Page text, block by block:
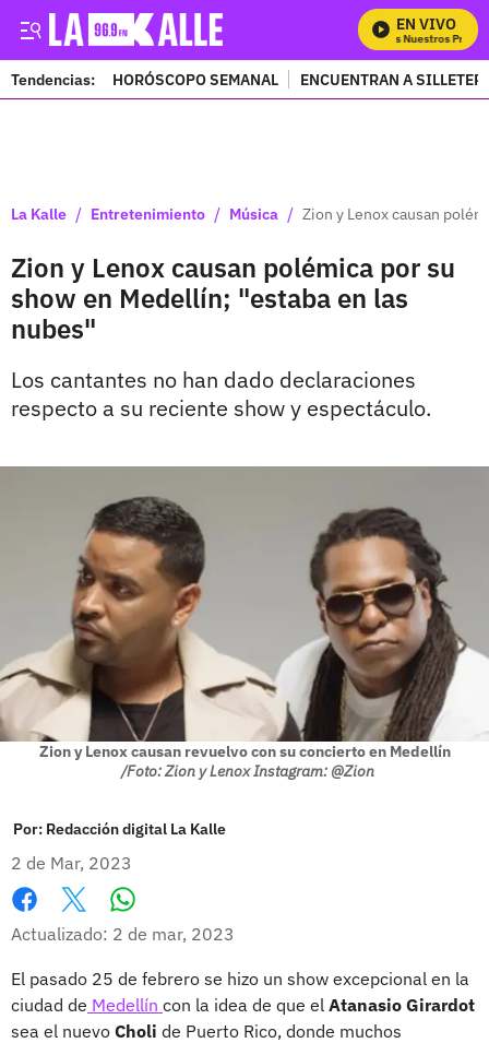
EN VIVO
Mira Todos Nuestros
Tendencias: HORÓSCOPO SEMANAL ENCUENTRAN A
La Kalle / Entretenimiento / Música / Zion y Lenox causan
Zion y Lenox causan polémica por su
show en Medellín; "estaba en las
nubes"
Los cantantes no han dado declaraciones
respecto a su reciente show y espectáculo.
Zion y Lenox causan revuelvo con su concierto en Medellín
/Foto: Zion y Lenox Instagram: @Zion
Por: Redacción digital La Kalle
2 de Mar, 2023
Facebook
X
Actualizado: 2 de mar, 2023
El pasado 25 de febrero se hizo un show excepcional en la
ciudad de Medellín con la idea de que el Atanasio Girardot
sea el nuevo Choli de Puerto Rico, donde muchos